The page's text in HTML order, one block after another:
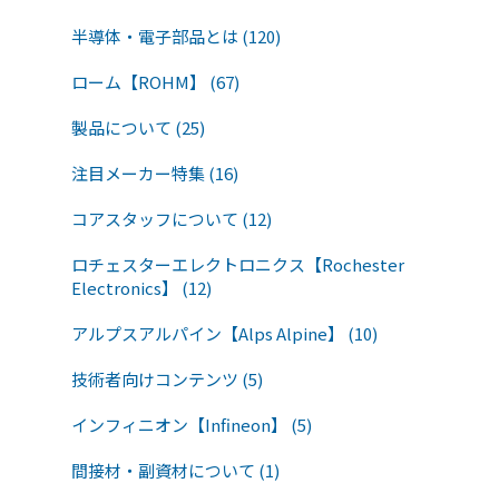
半導体・電子部品とは (120)
ローム【ROHM】 (67)
製品について (25)
注目メーカー特集 (16)
コアスタッフについて (12)
ロチェスターエレクトロニクス【Rochester
Electronics】 (12)
アルプスアルパイン【Alps Alpine】 (10)
技術者向けコンテンツ (5)
インフィニオン【Infineon】 (5)
間接材・副資材について (1)